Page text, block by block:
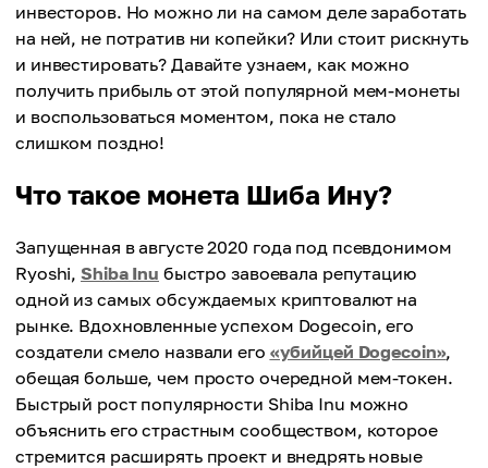
инвесторов. Но можно ли на самом деле заработать
на ней, не потратив ни копейки? Или стоит рискнуть
и инвестировать? Давайте узнаем, как можно
получить прибыль от этой популярной мем-монеты
и воспользоваться моментом, пока не стало
слишком поздно!
Что такое монета Шиба Ину?
Запущенная в августе 2020 года под псевдонимом
Ryoshi,Shiba Inu быстро завоевала репутацию
одной из самых обсуждаемых криптовалют на
рынке. Вдохновленные успехом Dogecoin, его
создатели смело назвали его «убийцей Dogecoin»,
обещая больше, чем просто очередной мем-токен.
Быстрый рост популярности Shiba Inu можно
объяснить его страстным сообществом, которое
стремится расширять проект и внедрять новые